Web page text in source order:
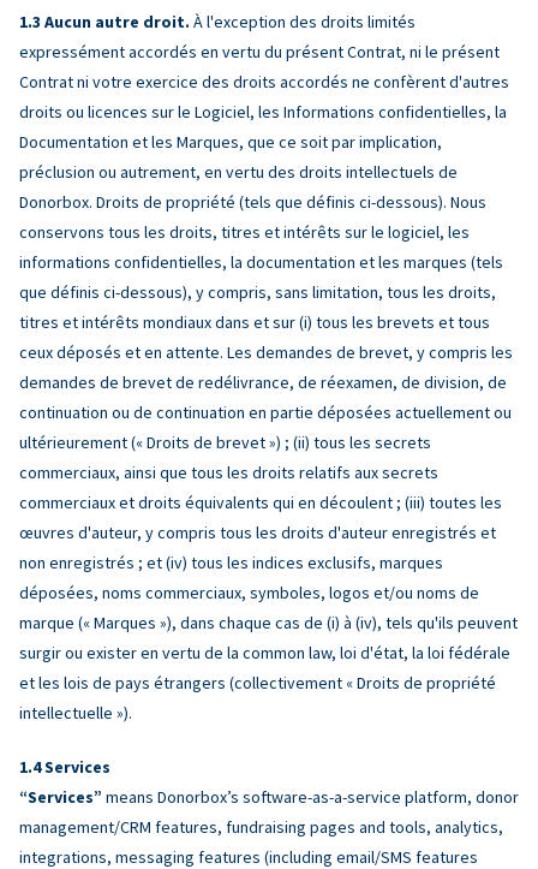
Aucun autre droit. À l'exception des droits limités
expressément accordés en vertu du présent Contrat, ni le présent
Contrat ni votre exercice des droits accordés ne confèrent d'autres
droits ou licences sur le Logiciel, les Informations confidentielles, la
Documentation et les Marques, que ce soit par implication,
préclusion ou autrement, en vertu des droits intellectuels de
Donorbox. Droits de propriété (tels que définis ci-dessous). Nous
conservons tous les droits, titres et intérêts sur le logiciel, les
informations confidentielles, la documentation et les marques (tels
que définis ci-dessous), y compris, sans limitation, tous les droits,
titres et intérêts mondiaux dans et sur (i) tous les brevets et tous
ceux déposés et en attente. Les demandes de brevet, y compris les
demandes de brevet de redélivrance, de réexamen, de division, de
continuation ou de continuation en partie déposées actuellement ou
ultérieurement (« Droits de brevet ») ; (ii) tous les secrets
commerciaux, ainsi que tous les droits relatifs aux secrets
commerciaux et droits équivalents qui en découlent ; (iii) toutes les
œuvres d'auteur, y compris tous les droits d'auteur enregistrés et
non enregistrés ; et (iv) tous les indices exclusifs, marques
déposées, noms commerciaux, symboles, logos et/ou noms de
marque (« Marques »), dans chaque cas de (i) à (iv), tels qu'ils peuvent
surgir ou exister en vertu de la common law, loi d'état, la loi fédérale
et les lois de pays étrangers (collectivement « Droits de propriété
intellectuelle »).
Services
“Services” means Donorbox’s software-as-a-service platform, donor
management/CRM features, fundraising pages and tools, analytics,
integrations, messaging features (including email/SMS features